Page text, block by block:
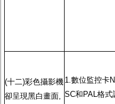
(十二)彩色攝影機
卻呈現黑白畫面,
1.數位監控卡
SC和PAL格式